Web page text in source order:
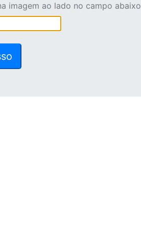
imagem ao lado no campo abaixo